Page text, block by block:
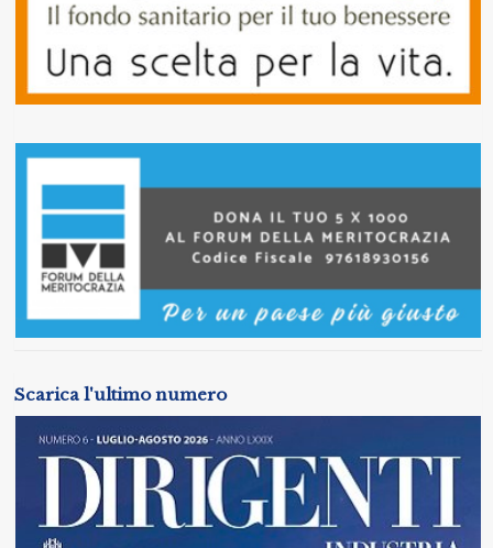
Scarica l'ultimo numero